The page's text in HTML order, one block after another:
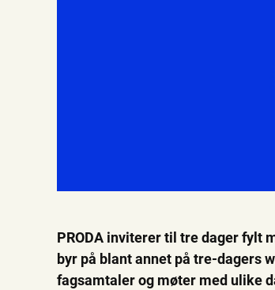
PRODA inviterer til tre dager fylt
byr på blant annet på tre-dagers
fagsamtaler og møter med ulike